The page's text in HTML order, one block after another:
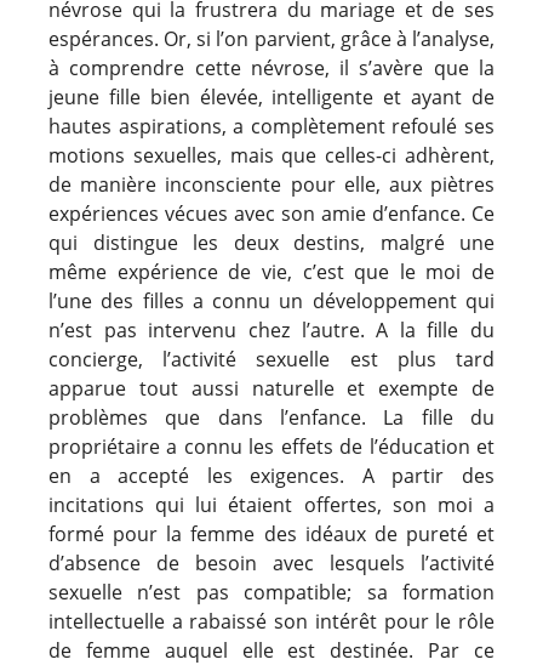
névrose qui la frustrera du mariage et de ses
espérances. Or, si l’on parvient, grâce à l’analyse,
à comprendre cette névrose, il s’avère que la
jeune fille bien élevée, intelligente et ayant de
hautes aspirations, a complètement refoulé ses
motions sexuelles, mais que celles-ci adhèrent,
de manière inconsciente pour elle, aux piètres
expériences vécues avec son amie d’enfance. Ce
qui distingue les deux destins, malgré une
même expérience de vie, c’est que le moi de
l’une des filles a connu un développement qui
n’est pas intervenu chez l’autre. A la fille du
concierge, l’activité sexuelle est plus tard
apparue tout aussi naturelle et exempte de
problèmes que dans l’enfance. La fille du
propriétaire a connu les effets de l’éducation et
en a accepté les exigences. A partir des
incitations qui lui étaient offertes, son moi a
formé pour la femme des idéaux de pureté et
d’absence de besoin avec lesquels l’activité
sexuelle n’est pas compatible; sa formation
intellectuelle a rabaissé son intérêt pour le rôle
de femme auquel elle est destinée. Par ce